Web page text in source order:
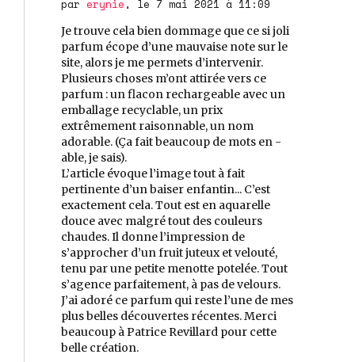
par erynie , le 7 mai 2021 à 11:09
Je trouve cela bien dommage que ce si joli
parfum écope d’une mauvaise note sur le
site, alors je me permets d’intervenir.
Plusieurs choses m’ont attirée vers ce
parfum : un flacon rechargeable avec un
emballage recyclable, un prix
extrêmement raisonnable, un nom
adorable. (Ça fait beaucoup de mots en -
able, je sais).
L’article évoque l’image tout à fait
pertinente d’un baiser enfantin... C’est
exactement cela. Tout est en aquarelle
douce avec malgré tout des couleurs
chaudes. Il donne l’impression de
s’approcher d’un fruit juteux et velouté,
tenu par une petite menotte potelée. Tout
s’agence parfaitement, à pas de velours.
J’ai adoré ce parfum qui reste l’une de mes
plus belles découvertes récentes. Merci
beaucoup à Patrice Revillard pour cette
belle création.